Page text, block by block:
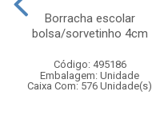
Borracha escolar
bolsa/sorvetinho 4cm
Código: 495186
Embalagem: Unidade
Caixa Com: 576 Unidade(s)